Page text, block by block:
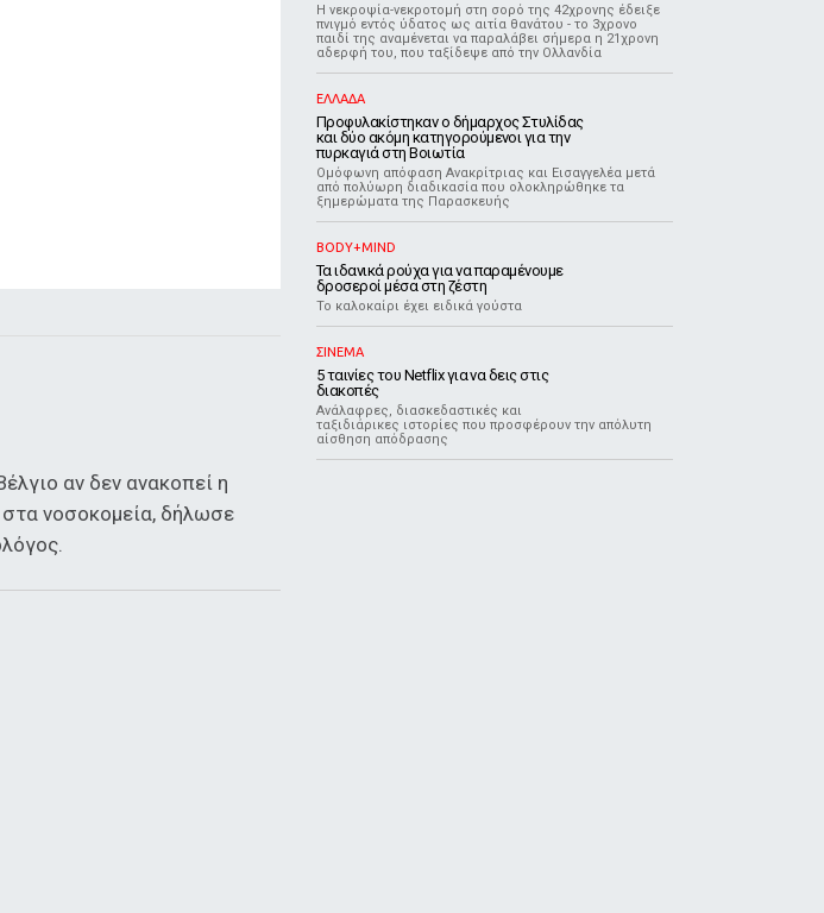
αν δεν ανακοπεί η
στα νοσοκομεία, δήλωσε
Η νεκροψία-νεκροτομή στη σορό της 42χρονης έδειξε
πνιγμό εντός ύδατος ως αιτία θανάτου - το 3χρονο
παιδί της αναμένεται να παραλάβει σήμερα η 21χρονη
αδερφή του, που ταξίδεψε από την Ολλανδία
ΕΛΛΑΔΑ
Προφυλακίστηκαν ο δήμαρχος Στυλίδας
και δύο ακόμη κατηγορούμενοι για την
πυρκαγιά στη Βοιωτία
Ομόφωνη απόφαση Ανακρίτριας και Εισαγγελέα μετά
από πολύωρη διαδικασία που ολοκληρώθηκε τα
ξημερώματα της Παρασκευής
BODY+MIND
Τα ιδανικά ρούχα για να παραμένουμε
δροσεροί μέσα στη ζέστη
To καλοκαίρι έχει ειδικά γούστα
ΣΙΝΕΜΑ
5 ταινίες του Netflix για να δεις στις
διακοπές
Aνάλαφρες, διασκεδαστικές και
ταξιδιάρικες ιστορίες που προσφέρουν την απόλυτη
αίσθηση απόδρασης